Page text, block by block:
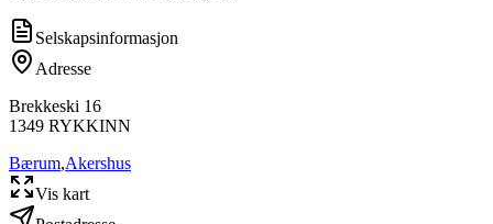
Selskapsinformasjon
Adresse
Brekkeski 16
1349 RYKKINN
Bærum,Akershus
Vis kart